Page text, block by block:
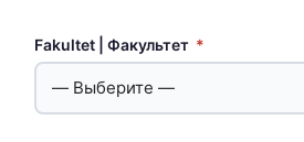
Fakultet | Факультет *